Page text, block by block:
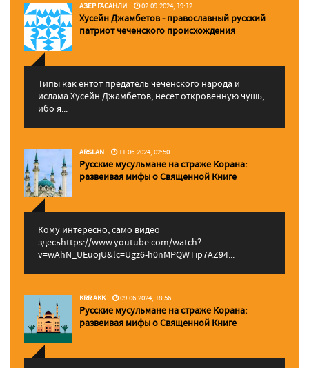
АЗЕР ГАСАНЛИ 02.09.2024, 19:12
Хусейн Джамбетов - православный русский
патриот чеченского происхождения
Типы как ентот предатель чеченского народа и
ислама Хусейн Джамбетов, несет откровенную чушь,
ибо я...
ARSLAN 11.06.2024, 02:50
Русские мусульмане на страже Корана:
pазвеивая мифы о Священной Книге
Кому интересно, само видео
здесьhttps://www.youtube.com/watch?
v=wAhN_UEuojU&lc=Ugz6-h0nMPQWTip7AZ94...
KRR AKK 09.06.2024, 18:56
Русские мусульмане на страже Корана:
pазвеивая мифы о Священной Книге